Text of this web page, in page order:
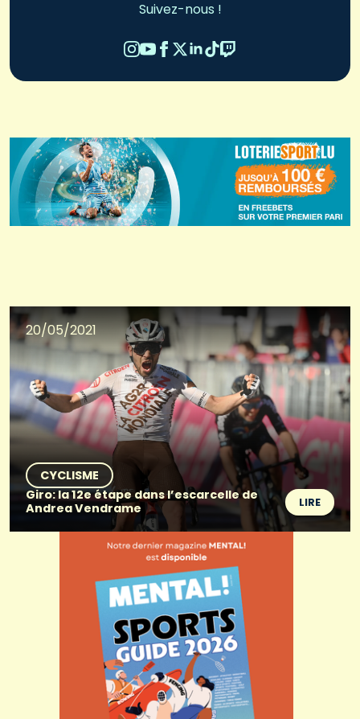
Suivez-nous !
20/05/2021
CYCLISME
Giro: la 12e étape dans l’escarcelle de
Andrea Vendrame
LIRE